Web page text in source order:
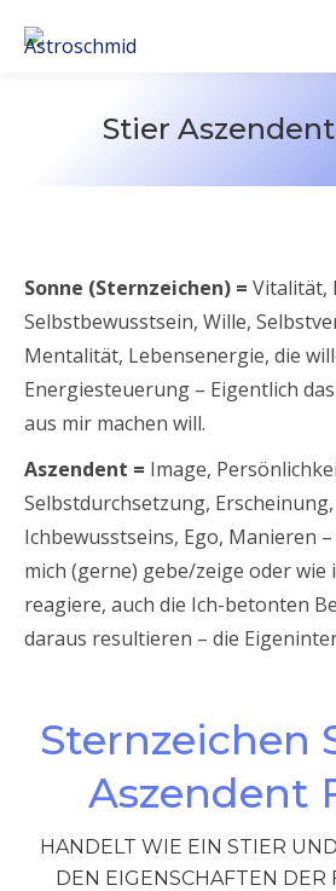
Stier
Sonne (Sternzeichen) = Vitalität,
Selbstbewusstsein, Wille,
Mentalität, Lebensenergie, die
Energiesteuerung – Eigentlich
aus mir machen will.
Aszendent = Image,
Selbstdurchsetzung,
Ichbewusstseins, Ego, Manieren
mich (gerne) gebe/zeige oder wie
reagiere, auch die Ich-betonten
daraus resultieren – die
Sternzeichen
Aszendent
HANDELT WIE EIN STIER
DEN EIGENSCHAFTEN DER